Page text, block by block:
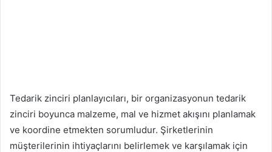
Tedarik zinciri planlayıcıları, bir organizasyonun tedarik
zinciri boyunca malzeme, mal ve hizmet akışını planlamak
ve koordine etmekten sorumludur. Şirketlerinin
müşterilerinin ihtiyaçlarını belirlemek ve karşılamak için